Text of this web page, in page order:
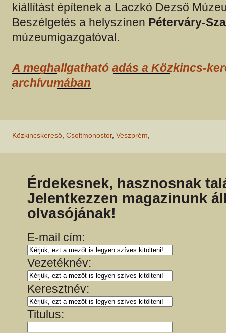
kiállítást építenek a Laczkó Dezső
Beszélgetés a helyszínen Péterváry-
múzeumigazgatóval.
A meghallgatható adás a Közkincs-
archívumában
Közkincskereső, Csoltmonostor, Veszprém,
Érdekesnek, hasznosnak
Jelentkezzen magazinunk
olvasójának!
E-mail cím:
Vezetéknév:
Keresztnév:
Titulus: